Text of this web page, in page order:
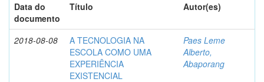
Data do
documento
Título Autor(es)
2018-08-08
A TECNOLOGIA NA
ESCOLA COMO UMA
EXPERIÊNCIA
EXISTENCIAL
Paes Leme
Alberto,
Abaporang